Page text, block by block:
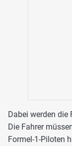
Dabei werden die
Die Fahrer
Formel-1-Piloten